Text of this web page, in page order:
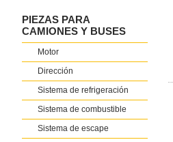
PIEZAS PARA
CAMIONES Y BUSES
Motor
Dirección
Sistema de refrigeración
Sistema de combustible
Sistema de escape